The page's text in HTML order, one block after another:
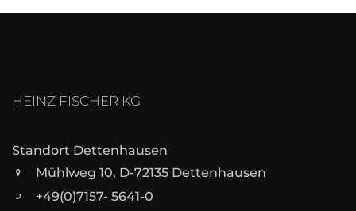
HEINZ FISCHER KG
Standort Dettenhausen
Mühlweg 10, D-72135 Dettenhausen
+49(0)7157- 5641-0